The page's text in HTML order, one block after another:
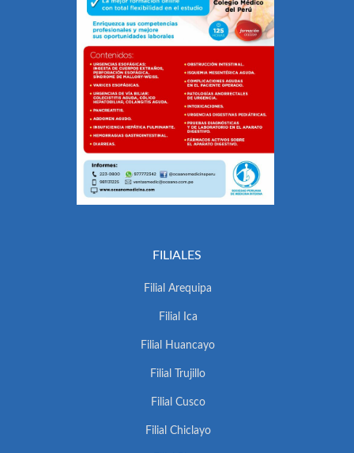
FILIALES
Filial Arequipa
Filial Ica
Filial Huancayo
Filial Trujillo
Filial Cusco
Filial Chiclayo